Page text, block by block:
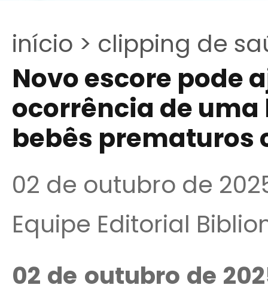
início > clipping de
Novo escore pode
ocorrência de
bebês prematuros
02 de outubro de
Equipe Editorial
02 de outubro de